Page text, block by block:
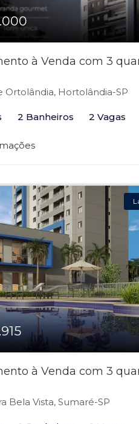
à Venda com 3
Ortolândia, Hortolândia-SP
2 Banheiros 2 Vagas
à Venda com 3
Bela Vista, Sumaré-SP